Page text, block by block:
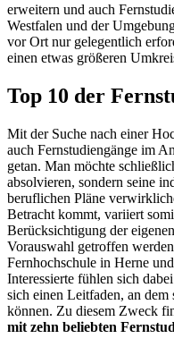
erweitern und auch
Westfalen und der
vor Ort nur gelegentlich
einen etwas größeren
Top 10 der
Mit der Suche nach einer
auch Fernstudiengänge im
getan. Man möchte
absolvieren, sondern seine
beruflichen Pläne
Betracht kommt, variiert
Berücksichtigung der
Vorauswahl getroffen
Fernhochschule in Herne
Interessierte fühlen sich
sich einen Leitfaden, an
können. Zu diesem Zweck
mit zehn beliebten